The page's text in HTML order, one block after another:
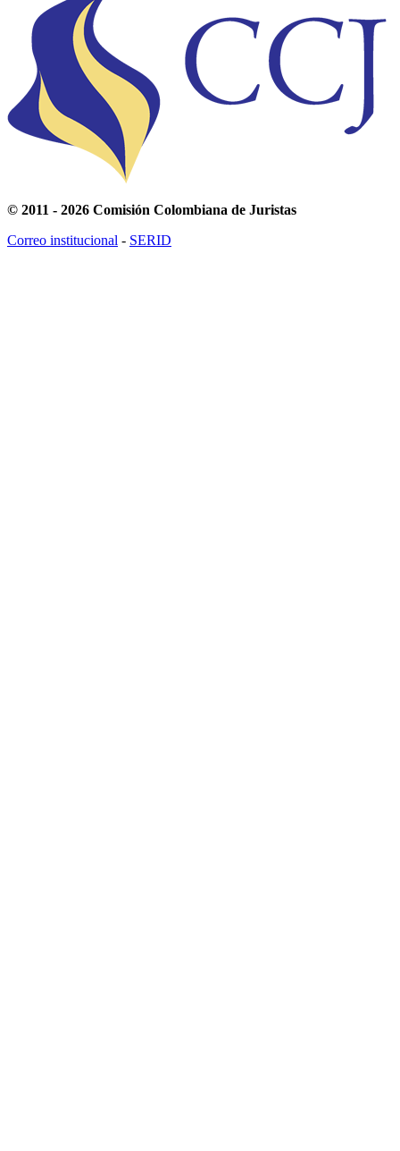
© 2011 - 2026 Comisión Colombiana de Juristas
Correo institucional - SERID